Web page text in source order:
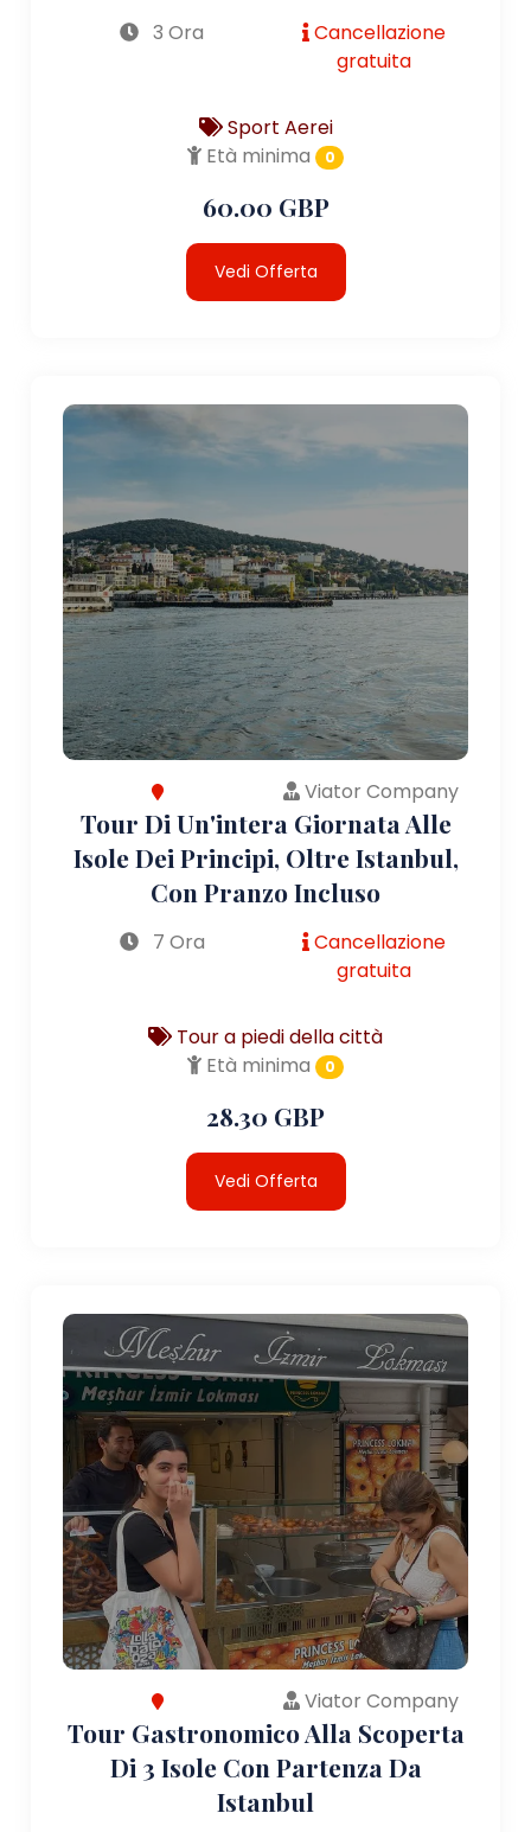
3 Ora
Cancellazione
gratuita
Sport Aerei
Età minima
0
60.00 GBP
Vedi Offerta
Viator Company
Tour Di Un'intera Giornata Alle
Isole Dei Principi, Oltre Istanbul,
Con Pranzo Incluso
7 Ora
Cancellazione
gratuita
Tour a piedi della città
Età minima
0
28.30 GBP
Vedi Offerta
Viator Company
Tour Gastronomico Alla Scoperta
Di 3 Isole Con Partenza Da
Istanbul